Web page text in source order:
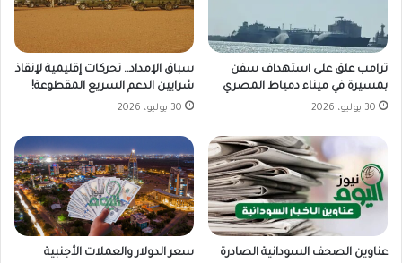
ترامب علق على استهداف سفن
بمسيرة في ميناء دمياط المصري
30 يوليو، 2026
سباق الإمداد.. تحركات إقليمية لإنقاذ
شرايين الدعم السريع المقطوعة!
30 يوليو، 2026
عناوين الصحف السودانية الصادرة
سعر الدولار والعملات الأجنبية